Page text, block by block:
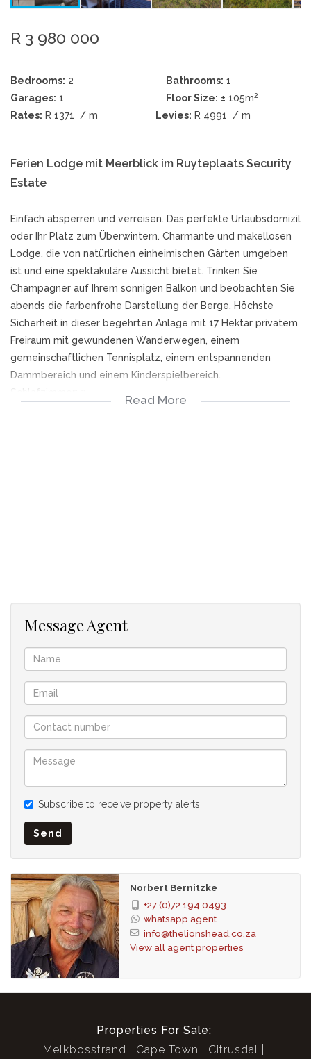
R 3 980 000
Bedrooms: 2 Bathrooms: 1
Garages: 1 Floor Size: ± 105m2
Rates: R 1371 / m Levies: R 4991 / m
Ferien Lodge mit Meerblick im Ruyteplaats Security
Estate
Einfach absperren und verreisen. Das perfekte Urlaubsdomizil
oder Ihr Platz zum Überwintern. Charmante und makellosen
Lodge, die von natürlichen einheimischen Gärten umgeben
ist und eine spektakuläre Aussicht bietet. Trinken Sie
Champagner auf Ihrem sonnigen Balkon und beobachten Sie
abends die farbenfrohe Darstellung der Berge. Höchste
Sicherheit in dieser begehrten Anlage mit 17 Hektar privatem
Freiraum mit gewundenen Wanderwegen, einem
gemeinschaftlichen Tennisplatz, einem entspannenden
Dammbereich und einem Kinderspielbereich.
Read More
Message Agent
Subscribe to receive property alerts
Send
Norbert Bernitzke
+27 (0)72 194 0493
whatsapp agent
info@thelionshead.co.za
View all agent properties
Properties For Sale:
Melkbosstrand
Cape Town Citrusdal